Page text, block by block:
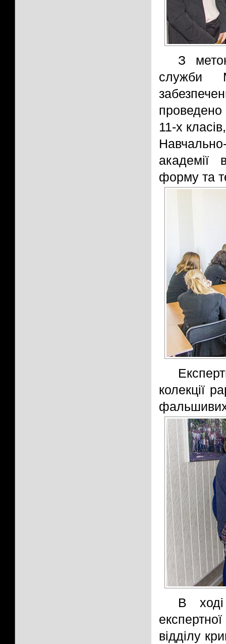
З
служби
проведено
11-х
академії
форму та
колекції
В
відділу